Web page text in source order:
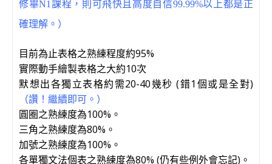
修畢N1課程，則可飛快且高度自信99.99%以上都是正
確理解。）
目前為止表格之熟練程度約95%
實際動手繪製表格之大約10次
默想出各獨立表格約需20-40幾秒 (錯1個或是全對)
（讚！繼續即可。）
圓圈之熟練度為100%。
三角之熟練度為80%。
加號之熟練度為100%。
各單獨文法個表之熟練度為80% (仍有些例外會忘記)。